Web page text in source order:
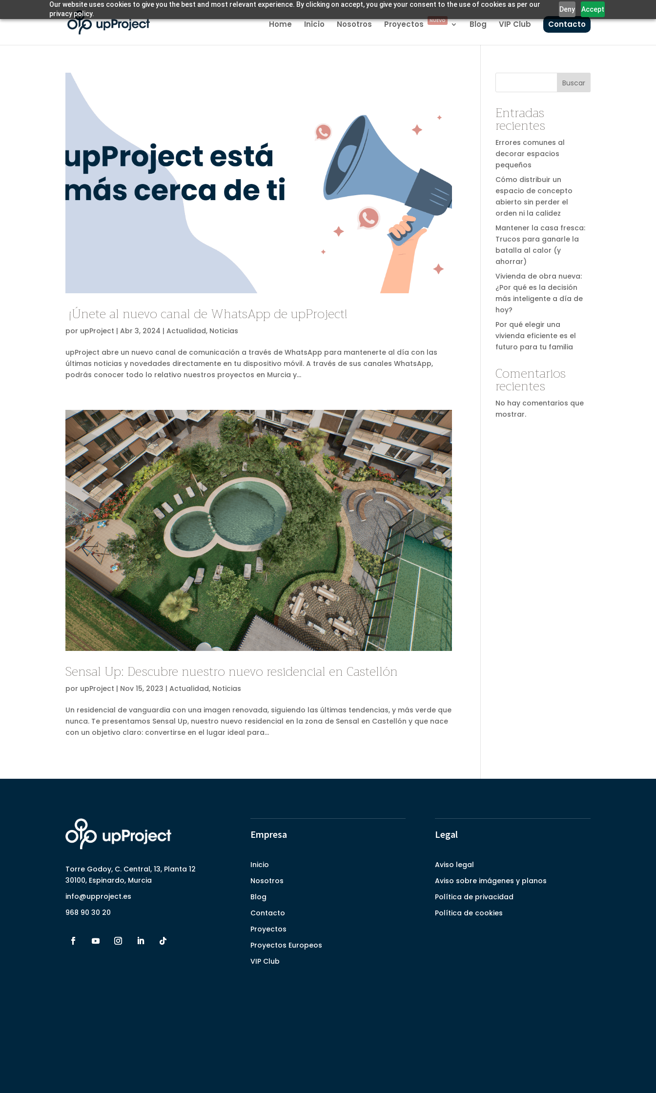
Our website uses cookies to give you the best and most relevant experience. By clicking on accept, you give your consent to the use of cookies as per our
privacy policy.
Deny Accept
Home Inicio Nosotros Proyectos NUEVO Blog VIP Club Contacto
¡Únete al nuevo canal de WhatsApp de upProject!
por upProject |Abr 3, 2024 |Actualidad, Noticias
upProject abre un nuevo canal de comunicación a través de WhatsApp para mantenerte al día con las
últimas noticias y novedades directamente en tu dispositivo móvil. A través de sus canales WhatsApp,
podrás conocer todo lo relativo nuestros proyectos en Murcia y...
Sensal Up: Descubre nuestro nuevo residencial en Castellón
por upProject | Nov 15, 2023 |Actualidad, Noticias
Un residencial de vanguardia con una imagen renovada, siguiendo las últimas tendencias, y más verde que
nunca. Te presentamos Sensal Up, nuestro nuevo residencial en la zona de Sensal en Castellón y que nace
con un objetivo claro: convertirse en el lugar ideal para...
Buscar
Entradas
recientes
Errores comunes al
decorar espacios
pequeños
Cómo distribuir un
espacio de concepto
abierto sin perder el
orden ni la calidez
Mantener la casa fresca:
Trucos para ganarle la
batalla al calor (y
ahorrar)
Vivienda de obra nueva:
¿Por qué es la decisión
más inteligente a día de
hoy?
Por qué elegir una
vivienda eficiente es el
futuro para tu familia
Comentarios
recientes
No hay comentarios que
mostrar.
Torre Godoy, C. Central, 13, Planta 12
30100, Espinardo, Murcia
info@upproject.es
968 90 30 20
Empresa
Inicio
Nosotros
Blog
Contacto
Proyectos
Proyectos Europeos
VIP Club
Legal
Aviso legal
Aviso sobre imágenes y planos
Política de privacidad
Política de cookies